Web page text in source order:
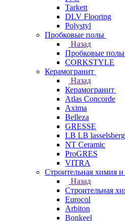
Tarkett
DLV Flooring
Polystyl
Пробковые полы
Назад
Пробковые полы
CORKSTYLE
Керамогранит
Назад
Керамогранит
Atlas Concorde
Axima
Belleza
GRESSE
LB LB
NT Ceramic
ProGRES
VITRA
Строительная химия
Назад
Строительная
Eurocol
Arbiton
Bonkeel